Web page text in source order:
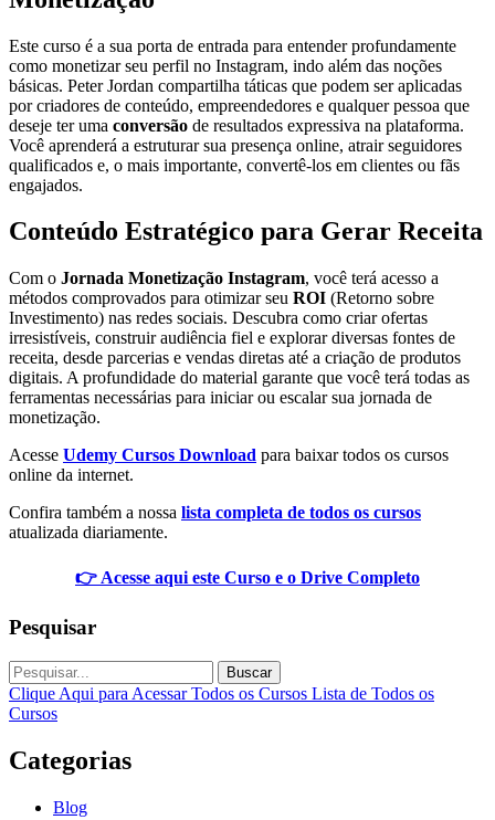
Este curso é a sua porta de entrada para entender profundamente
como monetizar seu perfil no Instagram, indo além das noções
básicas. Peter Jordan compartilha táticas que podem ser aplicadas
por criadores de conteúdo, empreendedores e qualquer pessoa que
deseje ter uma conversão de resultados expressiva na plataforma.
Você aprenderá a estruturar sua presença online, atrair seguidores
qualificados e, o mais importante, convertê-los em clientes ou fãs
engajados.
Conteúdo Estratégico para Gerar Receita
Com o Jornada Monetização Instagram, você terá acesso a
métodos comprovados para otimizar seu ROI (Retorno sobre
Investimento) nas redes sociais. Descubra como criar ofertas
irresistíveis, construir audiência fiel e explorar diversas fontes de
receita, desde parcerias e vendas diretas até a criação de produtos
digitais. A profundidade do material garante que você terá todas as
ferramentas necessárias para iniciar ou escalar sua jornada de
monetização.
Acesse Udemy Cursos Download para baixar todos os cursos
online da internet.
Confira também a nossa lista completa de todos os cursos
atualizada diariamente.
👉 Acesse aqui este Curso e o Drive Completo
Pesquisar
Buscar
Clique Aqui para Acessar Todos os Cursos Lista de Todos os
Cursos
Categorias
Blog